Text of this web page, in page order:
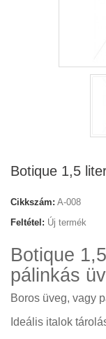
Botique 1,5
Cikkszám: A-008
Feltétel: Új termék
Botique
pálinkás
Boros üveg, vagy
Ideális italok